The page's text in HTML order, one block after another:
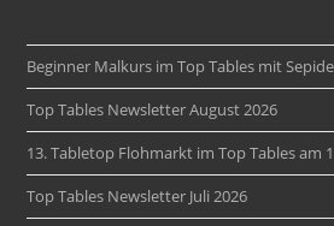
Beginner Malkurs im Top Tables mit
Top Tables Newsletter August 2026
13. Tabletop Flohmarkt im Top Tables am
Top Tables Newsletter Juli 2026